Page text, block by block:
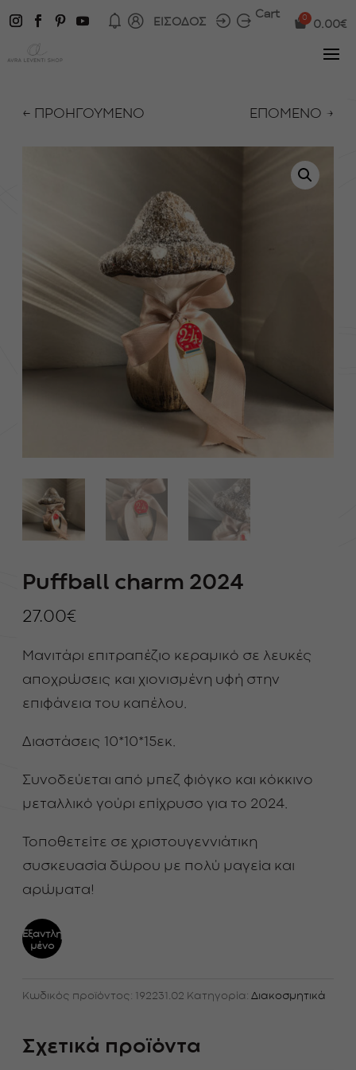
ΕΙΣΟΔΟΣ
Cart
0.00€
← ΠΡΟΗΓΟΥΜΕΝΟ ΕΠΟΜΕΝΟ →
Puffball charm 2024
27.00€
Μανιτάρι επιτραπέζιο κεραμικό σε λευκές
αποχρώσεις και χιονισμένη υφή στην
επιφάνεια του καπέλου.
Διαστάσεις 10*10*15εκ.
Συνοδεύεται από μπεζ φιόγκο και κόκκινο
μεταλλικό γούρι επίχρυσο για το 2024.
Τοποθετείτε σε χριστουγεννιάτικη
συσκευασία δώρου με πολύ μαγεία και
αρώματα!
Εξαντλη
μένο
Κωδικός προϊόντος: 192231.02 Κατηγορία:Διακοσμητικά
Σχετικά προϊόντα